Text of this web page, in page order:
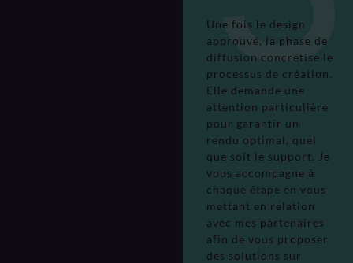
Une fois le design
approuvé, la phase de
diffusion concrétise le
processus de création.
Elle demande une
attention particulière
pour garantir un
rendu optimal, quel
que soit le support. Je
vous accompagne à
chaque étape en vous
mettant en relation
avec mes partenaires
afin de vous proposer
des solutions sur